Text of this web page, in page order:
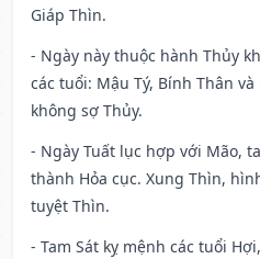
Giáp Thìn.
- Ngày này thuộc hành Thủy
các tuổi: Mậu Tý, Bính Thân
không sợ Thủy.
- Ngày Tuất lục hợp với Mão,
thành Hỏa cục. Xung Thìn,
tuyệt Thìn.
- Tam Sát kỵ mệnh các tuổi